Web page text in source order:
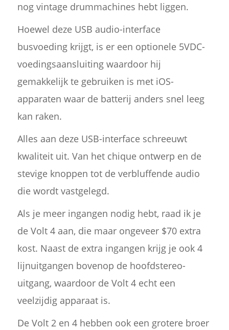
nog vintage drummachines hebt liggen.
Hoewel deze USB audio-interface
busvoeding krijgt, is er een optionele 5VDC-
voedingsaansluiting waardoor hij
gemakkelijk te gebruiken is met iOS-
apparaten waar de batterij anders snel leeg
kan raken.
Alles aan deze USB-interface schreeuwt
kwaliteit uit. Van het chique ontwerp en de
stevige knoppen tot de verbluffende audio
die wordt vastgelegd.
Als je meer ingangen nodig hebt, raad ik je
de Volt 4 aan, die maar ongeveer $70 extra
kost. Naast de extra ingangen krijg je ook 4
lijnuitgangen bovenop de hoofdstereo-
uitgang, waardoor de Volt 4 echt een
veelzijdig apparaat is.
De Volt 2 en 4 hebben ook een grotere broer